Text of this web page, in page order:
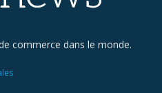
commerce dans le monde.